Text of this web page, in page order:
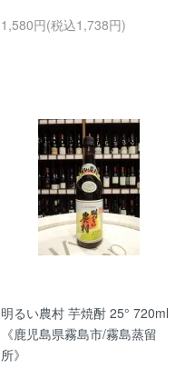
1,580円(税込1,738円)
明るい農村 芋焼酎 25° 720ml
《鹿児島県霧島市/霧島蒸留
所》